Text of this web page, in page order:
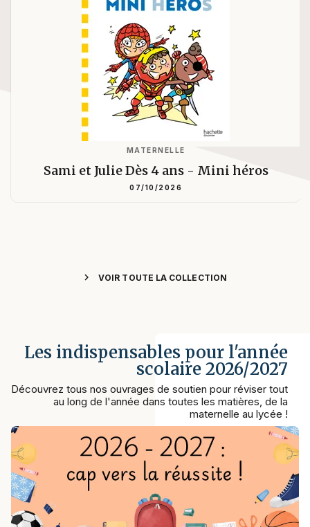
MATERNELLE
Sami et Julie Dès 4 ans - Mini héros
07/10/2026
chevron_right VOIR TOUTE LA COLLECTION
Les indispensables pour l'année
scolaire 2026/2027
Découvrez tous nos ouvrages de soutien pour réviser tout
au long de l'année dans toutes les matières, de la
maternelle au lycée !